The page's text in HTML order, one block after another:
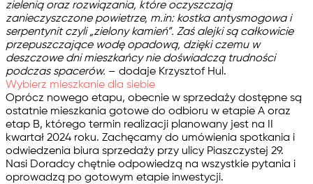
zielenią oraz rozwiązania, które oczyszczają
zanieczyszczone powietrze, m.in: kostka antysmogowa i
serpentynit czyli „zielony kamień”. Zaś alejki są całkowicie
przepuszczające wodę opadową, dzięki czemu w
deszczowe dni mieszkańcy nie doświadczą trudności
podczas spacerów. – dodaje Krzysztof Hul.
Wybierz mieszkanie dla siebie
Oprócz nowego etapu, obecnie w sprzedaży dostępne są
ostatnie mieszkania gotowe do odbioru w etapie A oraz
etap B, którego termin realizacji planowany jest na II
kwartał 2024 roku. Zachęcamy do umówienia spotkania i
odwiedzenia biura sprzedaży przy ulicy Piaszczystej 29.
Nasi Doradcy chętnie odpowiedzą na wszystkie pytania i
oprowadzą po gotowym etapie inwestycji.